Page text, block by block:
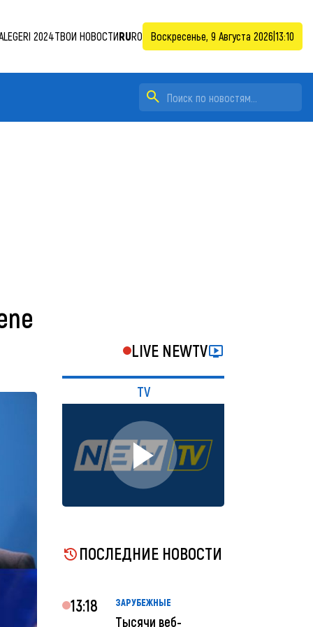
2024ТВОИ НОВОСТИRURO Воскресенье, 9 Августа 2026 13:10
LIVE NEWTV
TV
ПОСЛЕДНИЕ НОВОСТИ
13:18 ЗАРУБЕЖНЫЕ
Тысячи веб-